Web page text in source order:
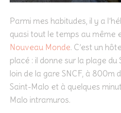
Parmi mes habitudes, il y a
quasi tout le temps au même
Nouveau Monde. C’est un
placé : il donne sur la plage du
loin de la gare SNCF, à 800m
Saint-Malo et à quelques
Malo intramuros.